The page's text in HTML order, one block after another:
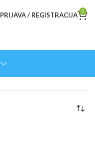
PRIJAVA / REGISTRACIJA 0